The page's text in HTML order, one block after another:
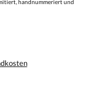
handnummeriert und